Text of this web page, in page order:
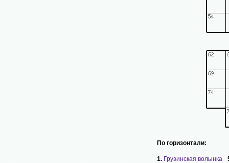
По горизонтали:
1. Грузинская волынка